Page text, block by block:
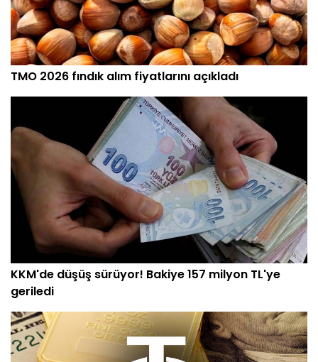
TMO 2026 fındık alım fiyatlarını açıkladı
KKM'de düşüş sürüyor! Bakiye 157 milyon TL'ye
geriledi